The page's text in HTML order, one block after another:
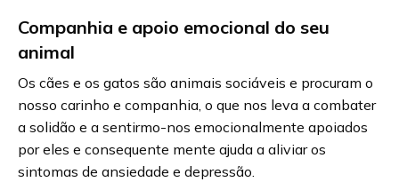
Companhia e apoio emocional do seu
animal
Os cães e os gatos são animais sociáveis e procuram o
nosso carinho e companhia, o que nos leva a combater
a solidão e a sentirmo-nos emocionalmente apoiados
por eles e consequente mente ajuda a aliviar os
sintomas de ansiedade e depressão.